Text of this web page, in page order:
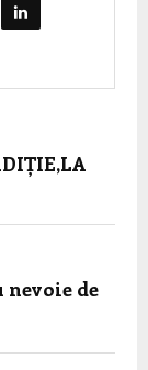
nevoie de